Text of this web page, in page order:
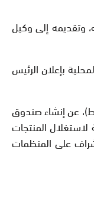
وتقديمه إلى وكيل
بإعلان الرئيس
للمعرض الوطني للثروة الحيوانية الذي أقيم في تمبيدرا (800 كلم شرق نواكشوط)، عن إنشاء صندوق
حديثة لاستغلال المنتجات
على المنظمات